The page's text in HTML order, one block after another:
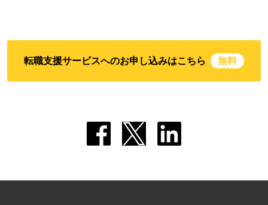
転職支援サービスへのお申し込みはこちら 無料